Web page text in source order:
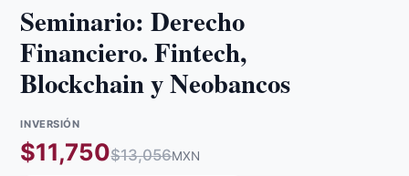
Seminario: Derecho
Financiero. Fintech,
Blockchain y Neobancos
INVERSIÓN
$11,750$13,056MXN